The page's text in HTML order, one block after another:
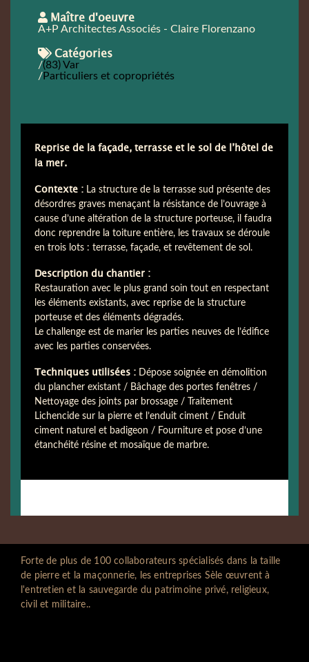
Maître d'oeuvre
A+P Architectes Associés - Claire Florenzano
Catégories
(83) Var
Particuliers et copropriétés
Reprise de la façade, terrasse et le sol de l’hôtel de
la mer.
Contexte : La structure de la terrasse sud présente des
désordres graves menaçant la résistance de l’ouvrage à
cause d’une altération de la structure porteuse, il faudra
donc reprendre la toiture entière, les travaux se déroule
en trois lots : terrasse, façade, et revêtement de sol.
Description du chantier :
Restauration avec le plus grand soin tout en respectant
les éléments existants, avec reprise de la structure
porteuse et des éléments dégradés.
Le challenge est de marier les parties neuves de l’édifice
avec les parties conservées.
Techniques utilisées : Dépose soignée en démolition
du plancher existant / Bâchage des portes fenêtres /
Nettoyage des joints par brossage / Traitement
Lichencide sur la pierre et l’enduit ciment / Enduit
ciment naturel et badigeon / Fourniture et pose d’une
étanchéité résine et mosaïque de marbre.
Forte de plus de 100 collaborateurs spécialisés dans la taille
de pierre et la maçonnerie, les entreprises Sèle œuvrent à
l'entretien et la sauvegarde du patrimoine privé, religieux,
civil et militaire..